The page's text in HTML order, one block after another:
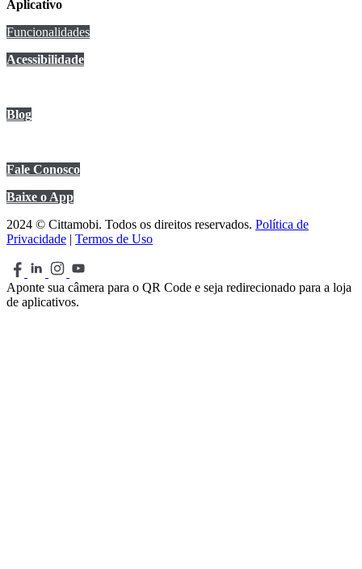
Aplicativo
Funcionalidades
Acessibilidade
Blog
Fale Conosco
Baixe o App
2024 © Cittamobi. Todos os direitos reservados. Política de
Privacidade | Termos de Uso
Aponte sua câmera para o QR Code e seja redirecionado para a loja
de aplicativos.